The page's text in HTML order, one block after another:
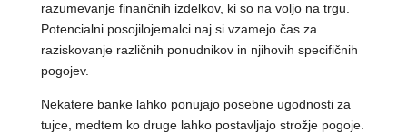
razumevanje finančnih izdelkov, ki so na voljo na trgu.
Potencialni posojilojemalci naj si vzamejo čas za
raziskovanje različnih ponudnikov in njihovih specifičnih
pogojev.
Nekatere banke lahko ponujajo posebne ugodnosti za
tujce, medtem ko druge lahko postavljajo strožje pogoje.